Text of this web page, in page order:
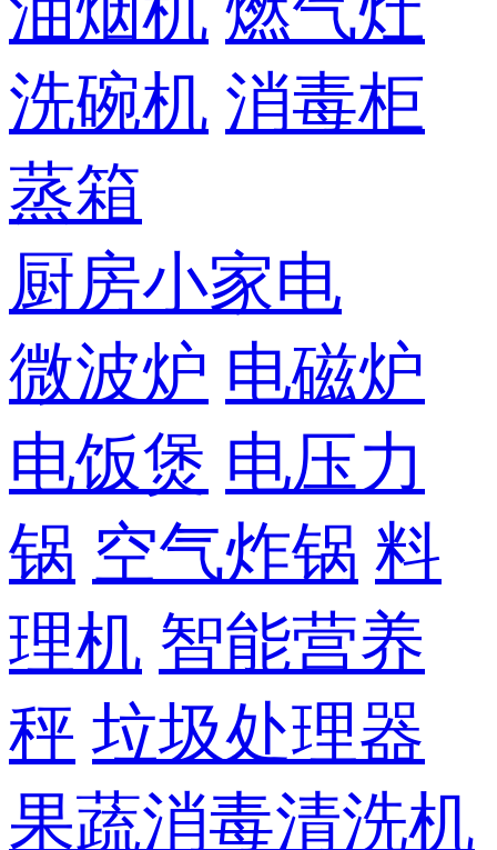
洗碗机 消毒柜
蒸箱
厨房小家电
微波炉 电磁炉
电饭煲 电压力
锅 空气炸锅 料
理机 智能营养
秤 垃圾处理器
果蔬消毒清洗机